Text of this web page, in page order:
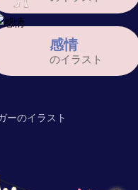
ーのイラスト
感情
のイラスト